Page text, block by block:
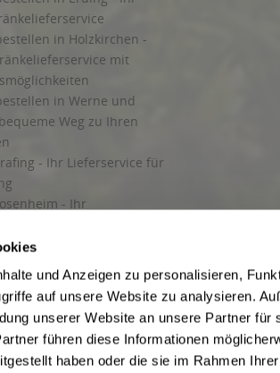
und Anzeigen zu personalisieren,
auf unsere Website zu analysieren.
unserer Website an unsere Partner für
führen diese Informationen
haben oder die sie im Rahmen
in Holzkirchen -
mit
in Werne und
Weg zu Ihren
- Ihr Lieferservice für
- Ihr
in Starnberg